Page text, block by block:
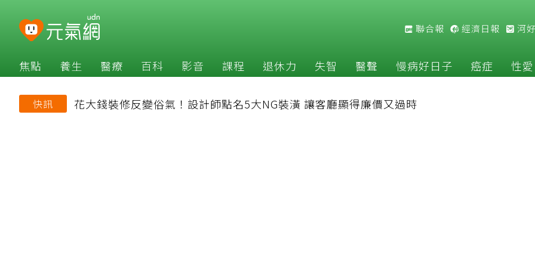
聯合報 經濟日報 河
焦點 養生 醫療 百科 影音 課程 退休力 失智 醫聲 慢病好日子 癌症 性愛
快訊 花大錢裝修反變俗氣！設計師點名5大NG裝潢 讓客廳顯得廉價又過時